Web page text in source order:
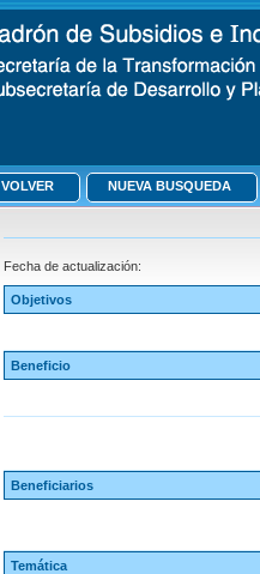
VOLVER NUEVA BUSQUEDA
Fecha de actualización:
Objetivos
Beneficio
Beneficiarios
Temática